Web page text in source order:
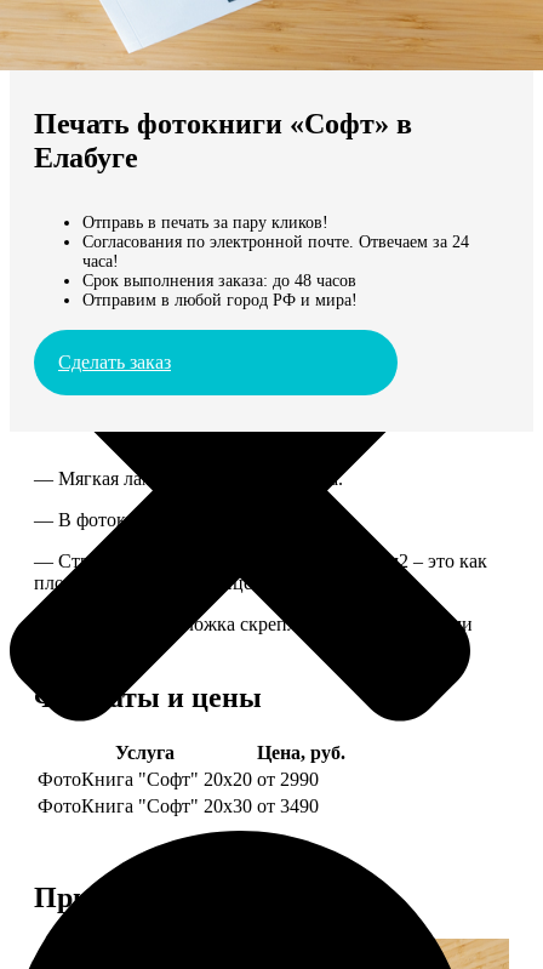
Мы доставляем по всему миру
Продолжить без города
Печать фотокниги «Софт» в
Елабуге
Отправь в печать за пару кликов!
Согласования по электронной почте. Отвечаем за 24
часа!
Срок выполнения заказа: до 48 часов
Отправим в любой город РФ и мира!
Сделать заказ
— Мягкая ламинированная обложка.
— В фотокниге от 60 до 300 страниц.
— Страницы из бумаги плотностью 170 г/м2 – это как
плотные страницы глянцевого журнала.
— Страницы и обложка скреплены металлическими
Форматы и цены
Услуга
Цена, руб.
ФотоКнига "Софт" 20х20 от 2990
ФотоКнига "Софт" 20х30 от 3490
Примеры работ